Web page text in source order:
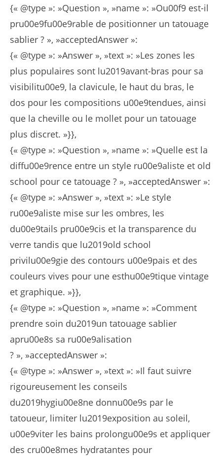
{« @type »: »Question », »name »: »Ou00f9 est-il
pru00e9fu00e9rable de positionner un tatouage
sablier ? », »acceptedAnswer »:
{« @type »: »Answer », »text »: »Les zones les
plus populaires sont lu2019avant-bras pour sa
visibilitu00e9, la clavicule, le haut du bras, le
dos pour les compositions u00e9tendues, ainsi
que la cheville ou le mollet pour un tatouage
plus discret. »}},
{« @type »: »Question », »name »: »Quelle est la
diffu00e9rence entre un style ru00e9aliste et old
school pour ce tatouage ? », »acceptedAnswer »:
{« @type »: »Answer », »text »: »Le style
ru00e9aliste mise sur les ombres, les
du00e9tails pru00e9cis et la transparence du
verre tandis que lu2019old school
privilu00e9gie des contours u00e9pais et des
couleurs vives pour une esthu00e9tique vintage
et graphique. »}},
{« @type »: »Question », »name »: »Comment
prendre soin du2019un tatouage sablier
apru00e8s sa ru00e9alisation
? », »acceptedAnswer »:
{« @type »: »Answer », »text »: »Il faut suivre
rigoureusement les conseils
du2019hygiu00e8ne donnu00e9s par le
tatoueur, limiter lu2019exposition au soleil,
u00e9viter les bains prolongu00e9s et appliquer
des cru00e8mes hydratantes pour